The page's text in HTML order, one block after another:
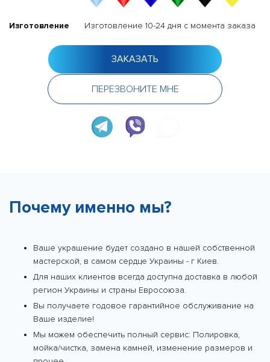
Изготовление Изготовление 10-24 дня с момента заказа
ЗАКАЗАТЬ
ПЕРЕЗВОНИТЕ МНЕ
Почему именно мы?
Ваше украшение будет создано в нашей собственной
мастерской, в самом сердце Украины - г Киев.
Для наших клиентов всегда доступна доставка в любой
регион Украины и страны Евросоюза.
Вы получаете годовое гарантийное обслуживание на
Ваше изделие!
Мы можем обеспечить полный сервис: Полировка,
мойка/чистка, замена камней, изменение размеров и